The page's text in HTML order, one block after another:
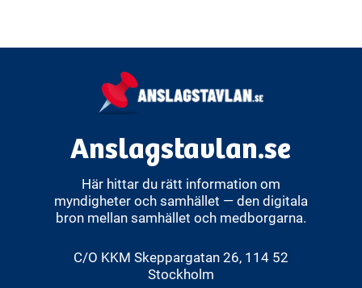
Anslagstavlan.se
Här hittar du rätt information om
myndigheter och samhället — den digitala
bron mellan samhället och medborgarna.
C/O KKM Skeppargatan 26, 114 52
Stockholm